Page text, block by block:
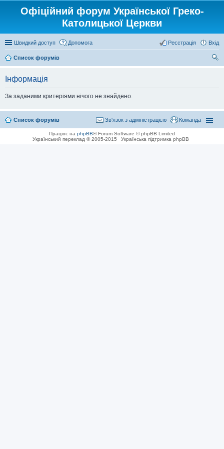
Офіційний форум Української Греко-
Католицької Церкви
Швидкий доступ Допомога Вхід
Реєстрація
Список форумів
Інформація
За заданими критеріями нічого не знайдено.
Список форумів Команда
Зв'язок з адміністрацією
Працює на phpBB® Forum Software © phpBB Limited
Український переклад © 2005-2015
Українська підтримка phpBB